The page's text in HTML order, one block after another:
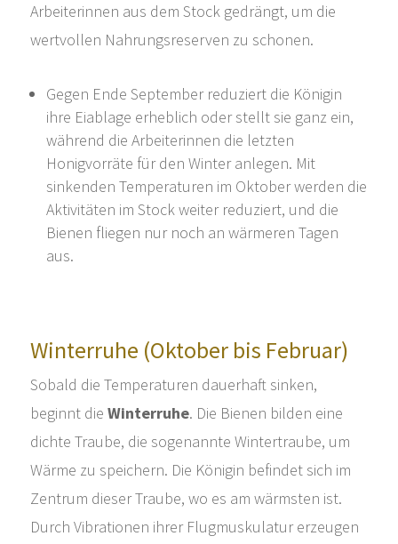
Arbeiterinnen aus dem Stock gedrängt, um die
wertvollen Nahrungsreserven zu schonen.
Gegen Ende September reduziert die Königin
ihre Eiablage erheblich oder stellt sie ganz ein,
während die Arbeiterinnen die letzten
Honigvorräte für den Winter anlegen. Mit
sinkenden Temperaturen im Oktober werden die
Aktivitäten im Stock weiter reduziert, und die
Bienen fliegen nur noch an wärmeren Tagen
aus.
Winterruhe (Oktober bis Februar)
Sobald die Temperaturen dauerhaft sinken,
beginnt die Winterruhe. Die Bienen bilden eine
dichte Traube, die sogenannte Wintertraube, um
Wärme zu speichern. Die Königin befindet sich im
Zentrum dieser Traube, wo es am wärmsten ist.
Durch Vibrationen ihrer Flugmuskulatur erzeugen